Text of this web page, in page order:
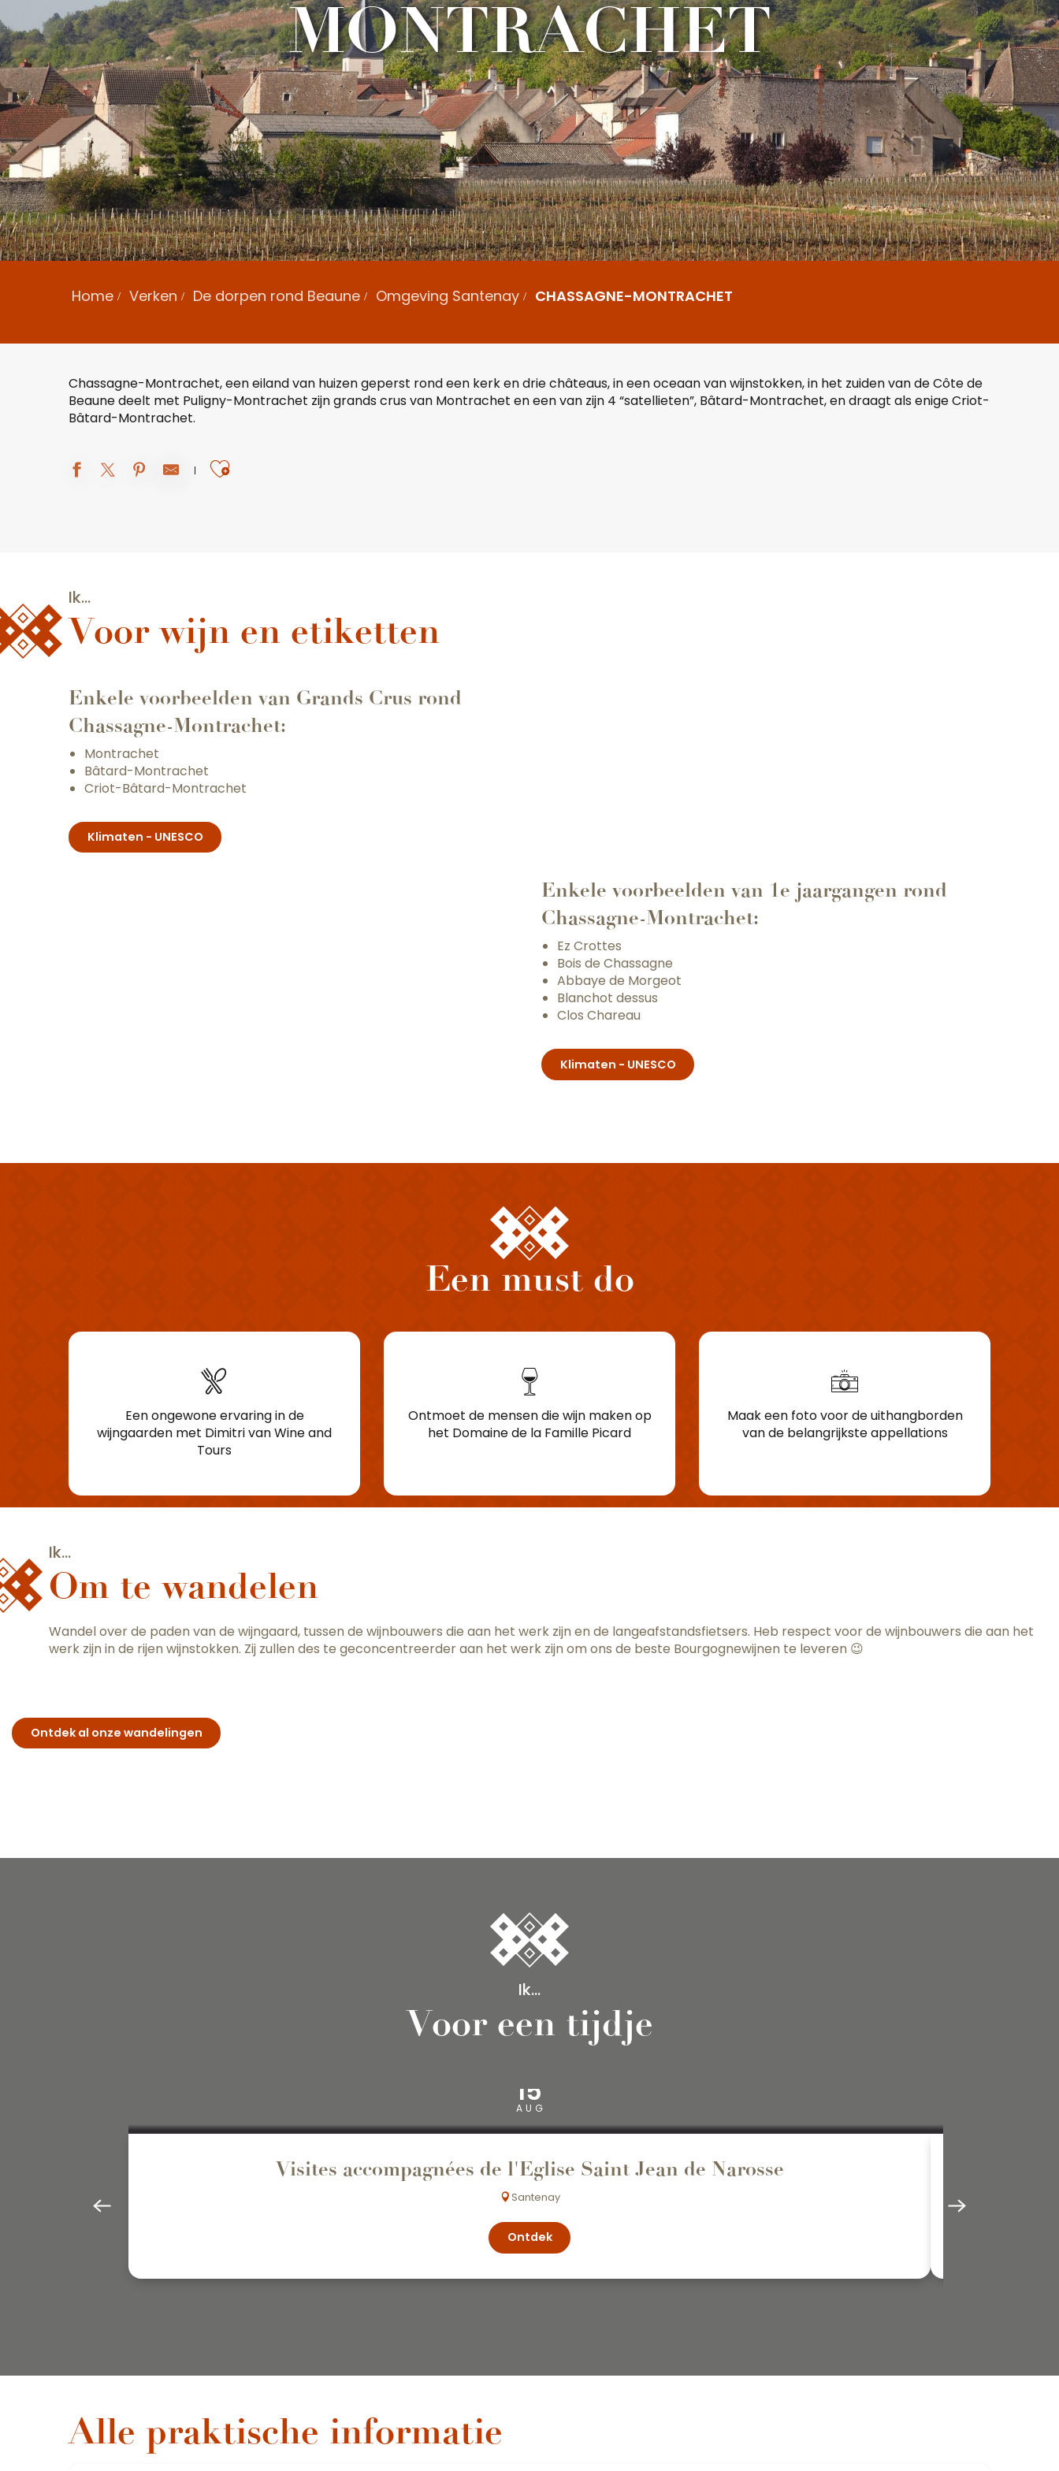
MONTRACHET
Home Verken De dorpen rond Beaune Omgeving Santenay CHASSAGNE-MONTRACHET
Chassagne-Montrachet, een eiland van huizen geperst rond een kerk en drie châteaus, in een oceaan van wijnstokken, in het zuiden van de Côte de
Beaune deelt met Puligny-Montrachet zijn grands crus van Montrachet en een van zijn 4 “satellieten”, Bâtard-Montrachet, en draagt als enige Criot-
Bâtard-Montrachet.
Ajouter aux favoris
Ik...
Voor wijn en etiketten
Enkele voorbeelden van Grands Crus rond
Chassagne-Montrachet:
Montrachet
Bâtard-Montrachet
Criot-Bâtard-Montrachet
Klimaten - UNESCO
Enkele voorbeelden van 1e jaargangen rond
Chassagne-Montrachet:
Ez Crottes
Bois de Chassagne
Abbaye de Morgeot
Blanchot dessus
Clos Chareau
Klimaten - UNESCO
Een must do
Een ongewone ervaring in de
wijngaarden met Dimitri van Wine and
Tours
Ontmoet de mensen die wijn maken op
het Domaine de la Famille Picard
Maak een foto voor de uithangborden
van de belangrijkste appellations
Ik...
Om te wandelen
Wandel over de paden van de wijngaard, tussen de wijnbouwers die aan het werk zijn en de langeafstandsfietsers. Heb respect voor de wijnbouwers die aan het
werk zijn in de rijen wijnstokken. Zij zullen des te geconcentreerder aan het werk zijn om ons de beste Bourgognewijnen te leveren 😉
Ontdek al onze wandelingen
Ik...
Voor een tijdje
15
AUG
Visites accompagnées de l'Eglise Saint Jean de Narosse
Santenay
Ontdek
Alle praktische informatie